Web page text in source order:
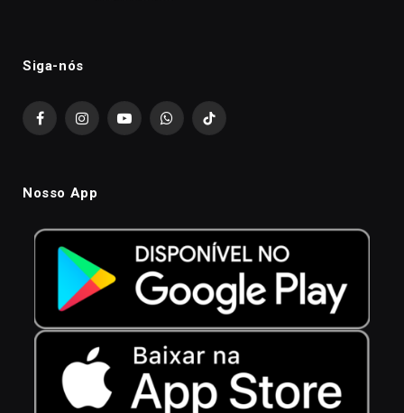
Siga-nós
FacebookInstagramYouTubeWhatsAppTikTok
Nosso App